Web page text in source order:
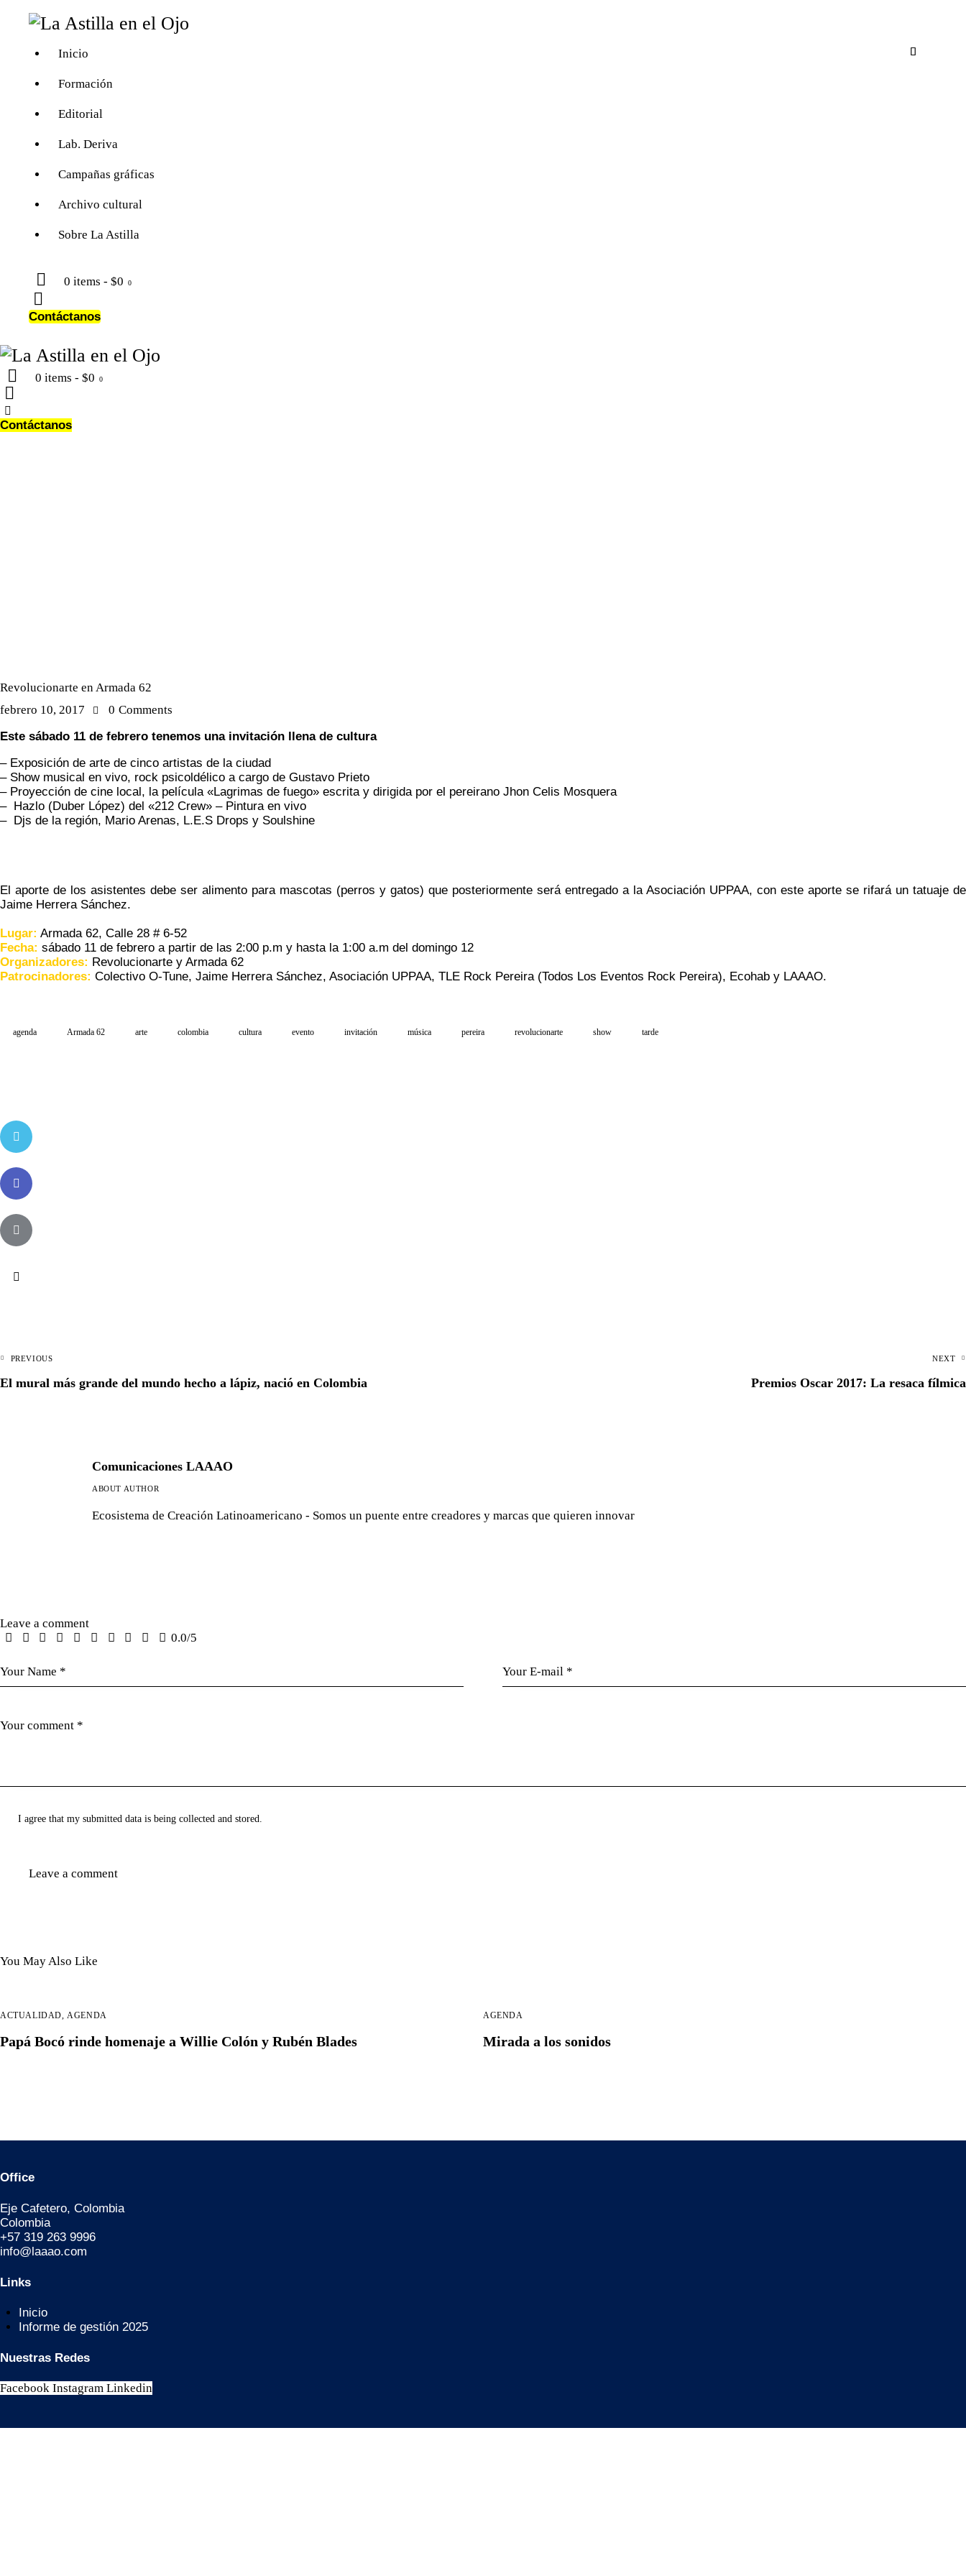
Inicio
Formación
Editorial
Lab. Deriva
Campañas gráficas
Archivo cultural
Sobre La Astilla
0 items -$0 0
Contáctanos
0 items -$0 0
Contáctanos
Revolucionarte en Armada 62
febrero 10, 2017
0 Comments
Este sábado 11 de febrero tenemos una invitación llena de cultura
– Exposición de arte de cinco artistas de la ciudad
– Show musical en vivo, rock psicoldélico a cargo de Gustavo Prieto
– Proyección de cine local, la película «Lagrimas de fuego» escrita y dirigida por el pereirano Jhon Celis Mosquera
– Hazlo (Duber López) del «212 Crew» – Pintura en vivo
– Djs de la región, Mario Arenas, L.E.S Drops y Soulshine
El aporte de los asistentes debe ser alimento para mascotas (perros y gatos) que posteriormente será entregado a la Asociación UPPAA, con este aporte se rifará un tatuaje de
Jaime Herrera Sánchez.
Lugar: Armada 62, Calle 28 # 6-52
Fecha: sábado 11 de febrero a partir de las 2:00 p.m y hasta la 1:00 a.m del domingo 12
Organizadores: Revolucionarte y Armada 62
Patrocinadores: Colectivo O-Tune, Jaime Herrera Sánchez, Asociación UPPAA, TLE Rock Pereira (Todos Los Eventos Rock Pereira), Ecohab y LAAAO.
agenda Armada 62 arte colombia cultura evento invitación música pereira revolucionarte show tarde
Navegación
entradas
PREVIOUS
El mural más grande del mundo hecho a lápiz, nació en Colombia
NEXT
Premios Oscar 2017: La resaca fílmica
Comunicaciones LAAAO
ABOUT AUTHOR
Ecosistema de Creación Latinoamericano - Somos un puente entre creadores y marcas que quieren innovar
Leave a comment
0.0/5
I agree that my submitted data is being collected and stored.
You May Also Like
ACTUALIDAD,AGENDA
Papá Bocó rinde homenaje a Willie Colón y Rubén Blades
AGENDA
Mirada a los sonidos
Office
Eje Cafetero, Colombia
Colombia
+57 319 263 9996
info@laaao.com
Links
Inicio
Informe de gestión 2025
Nuestras Redes
Facebook Instagram Linkedin